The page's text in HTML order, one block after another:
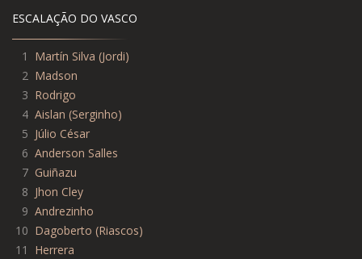
ESCALAÇÃO DO VASCO
1 Martín Silva (Jordi)
2 Madson
3 Rodrigo
4 Aislan (Serginho)
5 Júlio César
6 Anderson Salles
7 Guiñazu
8 Jhon Cley
9 Andrezinho
10 Dagoberto (Riascos)
11
Herrera